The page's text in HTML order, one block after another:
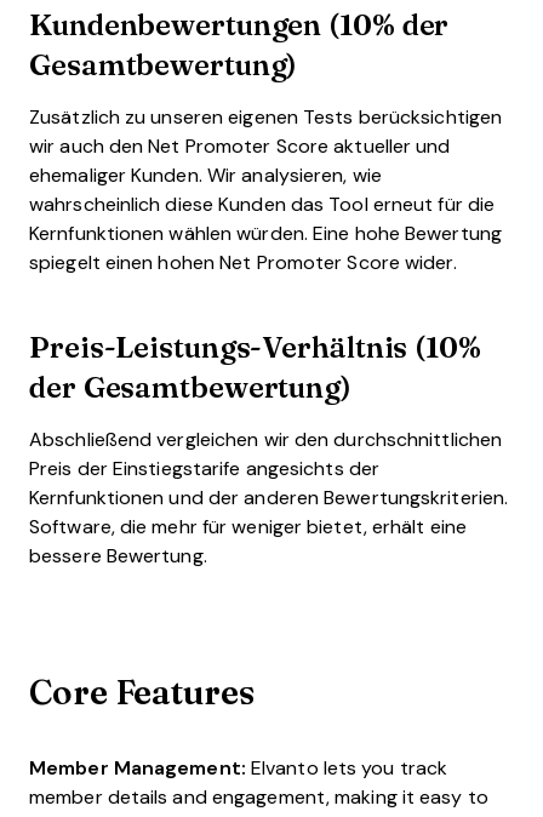
Kundenbewertungen (10% der
Gesamtbewertung)
Zusätzlich zu unseren eigenen Tests berücksichtigen
wir auch den Net Promoter Score aktueller und
ehemaliger Kunden. Wir analysieren, wie
wahrscheinlich diese Kunden das Tool erneut für die
Kernfunktionen wählen würden. Eine hohe Bewertung
spiegelt einen hohen Net Promoter Score wider.
Preis-Leistungs-Verhältnis (10%
der Gesamtbewertung)
Abschließend vergleichen wir den durchschnittlichen
Preis der Einstiegstarife angesichts der
Kernfunktionen und der anderen Bewertungskriterien.
Software, die mehr für weniger bietet, erhält eine
bessere Bewertung.
Core Features
Member Management: Elvanto lets you track
member details and engagement, making it easy to